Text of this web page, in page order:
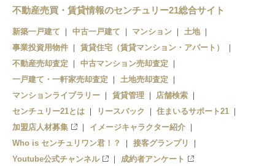
不動産売買・賃貸情報のセンチュリー21総合サイト
新築一戸建て 中古一戸建て マンション
土地
事業投資用物件
賃貸住宅（賃貸マンション・アパート）
不動産売却査定
中古マンション売却査定
一戸建て・一軒家売却査定
土地売却査定
マンションライブラリー
賃貸管理
店舗検索
センチュリー21とは
リースバック
住まいるサポート21
加盟店人材募集
イメージキャラクター紹介
Who is センチュリワン君！？
接客グランプリ
Youtube公式チャンネル
成約者アンケート